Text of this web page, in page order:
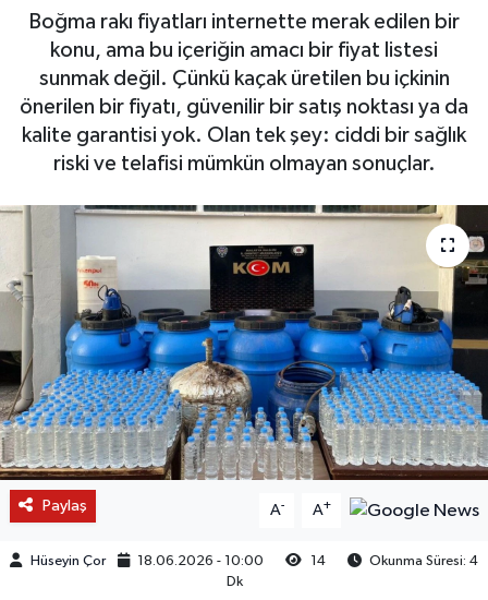
Boğma rakı fiyatları internette merak edilen bir
konu, ama bu içeriğin amacı bir fiyat listesi
sunmak değil. Çünkü kaçak üretilen bu içkinin
önerilen bir fiyatı, güvenilir bir satış noktası ya da
kalite garantisi yok. Olan tek şey: ciddi bir sağlık
riski ve telafisi mümkün olmayan sonuçlar.
Paylaş A- A+
Hüseyin Çor 18.06.2026 - 10:00 14
Okunma Süresi: 4
Dk